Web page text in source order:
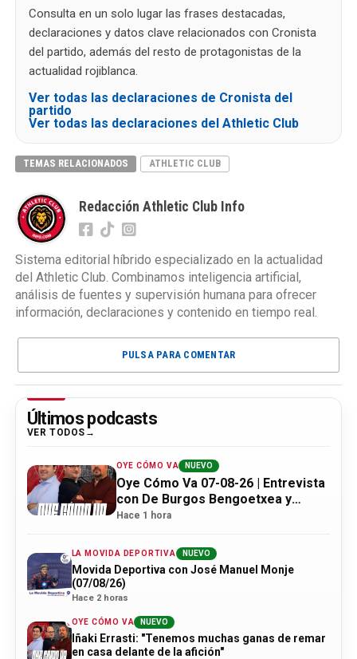
Consulta en un solo lugar las frases destacadas,
declaraciones y datos clave relacionados con Cronista
del partido, además del resto de protagonistas de la
actualidad rojiblanca.
Ver todas las declaraciones de Cronista del
partido
Ver todas las declaraciones del Athletic Club
TEMAS RELACIONADOS ATHLETIC CLUB
Redacción Athletic Club Info
Sistema editorial híbrido especializado en la actualidad
del Athletic Club. Combinamos inteligencia artificial,
análisis de fuentes y supervisión humana para ofrecer
información, declaraciones y contenido en tiempo real.
PULSA PARA COMENTAR
Últimos podcasts
VER TODOS
OYE CÓMO VA NUEVO
Oye Cómo Va 07-08-26 | Entrevista
con De Burgos Bengoetxea y
actualidad Athletic
Hace 1 hora
LA MOVIDA DEPORTIVA NUEVO
Movida Deportiva con José Manuel Monje
(07/08/26)
Hace 2 horas
OYE CÓMO VA NUEVO
Iñaki Errasti: "Tenemos muchas ganas de remar
en casa delante de la afición"